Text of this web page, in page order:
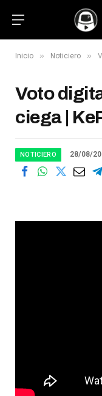
Inicio » Noticiero »
Voto
ciega |
NOTICIERO 28/08/